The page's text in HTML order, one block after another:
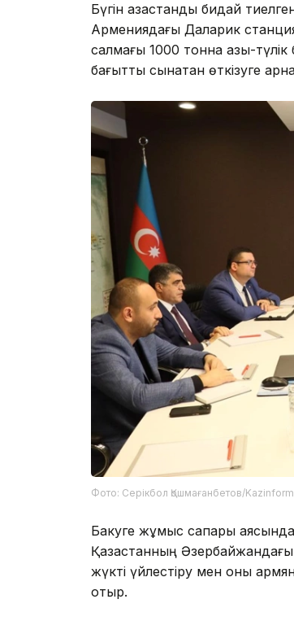
Бүгін қазақстандық бидай
Армениядағы Даларик
салмағы 1000 тонна азық-
бағытты сынақтан өткізуге
Фото: Серікбол Қошмағанбетов/Kazinform
Бакуге жұмыс сапары
Қазақстанның Әзербайжандағы
жүкті үйлестіру мен оны армян
отыр.